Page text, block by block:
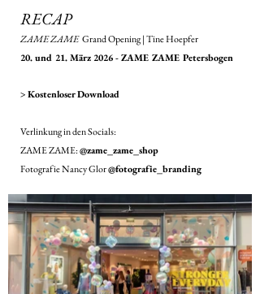
RECAP
ZAME ZAMEGrand Opening | Tine Hoepfer
20. und 21. März 2026 - ZAME ZAME Petersbogen
> Kostenloser Download
Verlinkung in den Socials:
ZAME ZAME:@zame_zame_shop
Fotografie Nancy Glor@fotografie_branding